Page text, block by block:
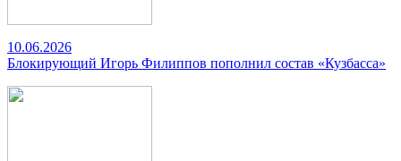
10.06.2026
Блокирующий Игорь Филиппов пополнил состав «Кузбасса»